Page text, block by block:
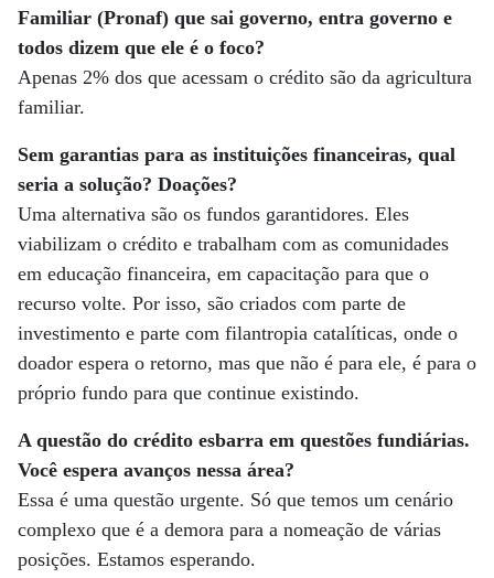
Familiar (Pronaf) que sai governo, entra governo e
todos dizem que ele é o foco?
Apenas 2% dos que acessam o crédito são da agricultura
familiar.
Sem garantias para as instituições financeiras, qual
seria a solução? Doações?
Uma alternativa são os fundos garantidores. Eles
viabilizam o crédito e trabalham com as comunidades
em educação financeira, em capacitação para que o
recurso volte. Por isso, são criados com parte de
investimento e parte com filantropia catalíticas, onde o
doador espera o retorno, mas que não é para ele, é para o
próprio fundo para que continue existindo.
A questão do crédito esbarra em questões fundiárias.
Você espera avanços nessa área?
Essa é uma questão urgente. Só que temos um cenário
complexo que é a demora para a nomeação de várias
posições. Estamos esperando.